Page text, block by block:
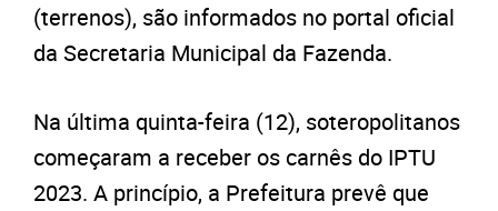
(terrenos), são informados no portal oficial
da Secretaria Municipal da Fazenda.
Na última quinta-feira (12), soteropolitanos
começaram a receber os carnês do IPTU
2023. A princípio, a Prefeitura prevê que